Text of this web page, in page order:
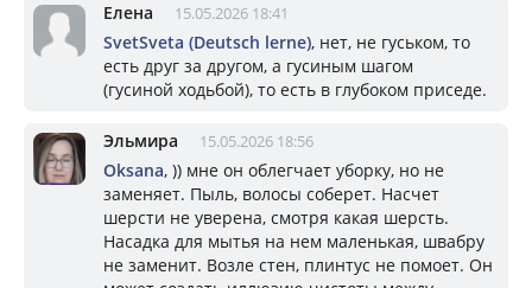
Елена 15.05.2026 18:41
SvetSveta (Deutsch lerne), нет, не гуськом, то
есть друг за другом, а гусиным шагом
(гусиной ходьбой), то есть в глубоком приседе.
Эльмира 15.05.2026 18:56
Oksana, )) мне он облегчает уборку, но не
заменяет. Пыль, волосы соберет. Насчет
шерсти не уверена, смотря какая шерсть.
Насадка для мытья на нем маленькая, швабру
не заменит. Возле стен, плинтус не помоет. Он